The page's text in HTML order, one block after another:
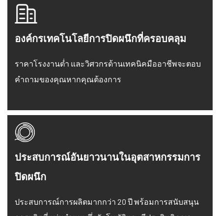
องค์กรเทคโนโลยีการปิดผนึกที่ครอบคลุม
ราคาโรงงานต่ำ และวิศวกรด้านเทคนิคมืออาชีพจะตอบ
คำถามของคุณหากคุณต้องการ
ประสบการณ์อันยาวนานในอุตสาหกรรมการ
ปิดผนึก
ประสบการณ์การผลิตมากกว่า 20 ปี พร้อมการสนับสนุน